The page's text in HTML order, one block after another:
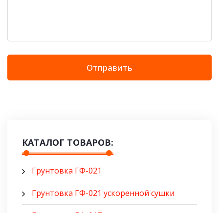
Отправить
КАТАЛОГ ТОВАРОВ:
Грунтовка ГФ-021
Грунтовка ГФ-021 ускоренной сушки